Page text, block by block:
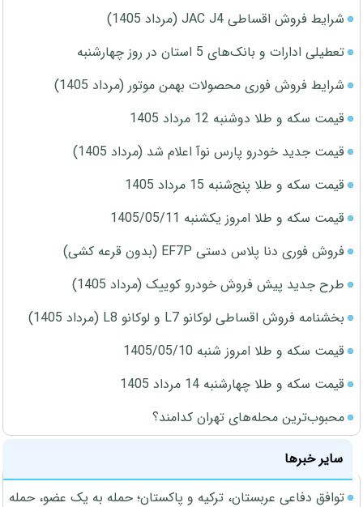
شرایط فروش اقساطی JAC J4 (مرداد 1405)
تعطیلی ادارات و بانک‌های 5 استان در روز چهارشنبه
شرایط فروش فوری محصولات بهمن موتور (مرداد 1405)
قیمت سکه و طلا دوشنبه 12 مرداد 1405
قیمت جدید خودرو پارس نوآ اعلام شد (مرداد 1405)
قیمت سکه و طلا پنج‌شنبه 15 مرداد 1405
قیمت سکه و طلا امروز یکشنبه 1405/05/11
فروش فوری دنا پلاس دستی EF7P (بدون قرعه کشی)
طرح جدید پیش فروش خودرو کوییک (مرداد 1405)
بخشنامه فروش اقساطی لوکانو L7 و لوکانو L8 (مرداد 1405)
قیمت سکه و طلا امروز شنبه 1405/05/10
قیمت سکه و طلا چهارشنبه 14 مرداد 1405
محبوب‌ترین محله‌های تهران کدامند؟
سایر خبرها
توافق دفاعی عربستان، ترکیه و پاکستان؛ حمله به یک عضو، حمله